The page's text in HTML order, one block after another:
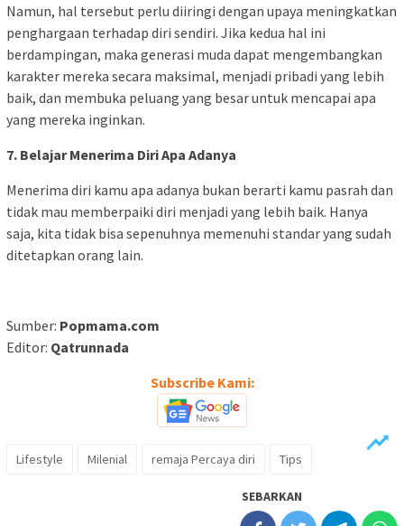
Namun, hal tersebut perlu diiringi dengan upaya meningkatkan
penghargaan terhadap diri sendiri. Jika kedua hal ini
berdampingan, maka generasi muda dapat mengembangkan
karakter mereka secara maksimal, menjadi pribadi yang lebih
baik, dan membuka peluang yang besar untuk mencapai apa
yang mereka inginkan.
7. Belajar Menerima Diri Apa Adanya
Menerima diri kamu apa adanya bukan berarti kamu pasrah dan
tidak mau memberpaiki diri menjadi yang lebih baik. Hanya
saja, kita tidak bisa sepenuhnya memenuhi standar yang sudah
ditetapkan orang lain.
Sumber: Popmama.com
Editor: Qatrunnada
Subscribe Kami:
Lifestyle Milenial remaja Percaya diri Tips
SEBARKAN